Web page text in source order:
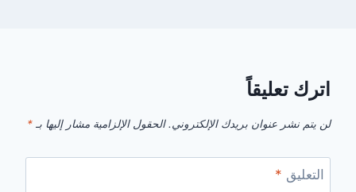
اترك تعليقاً
لن يتم نشر عنوان بريدك الإلكتروني. الحقول الإلزامية مشار إليها بـ *
التعليق *